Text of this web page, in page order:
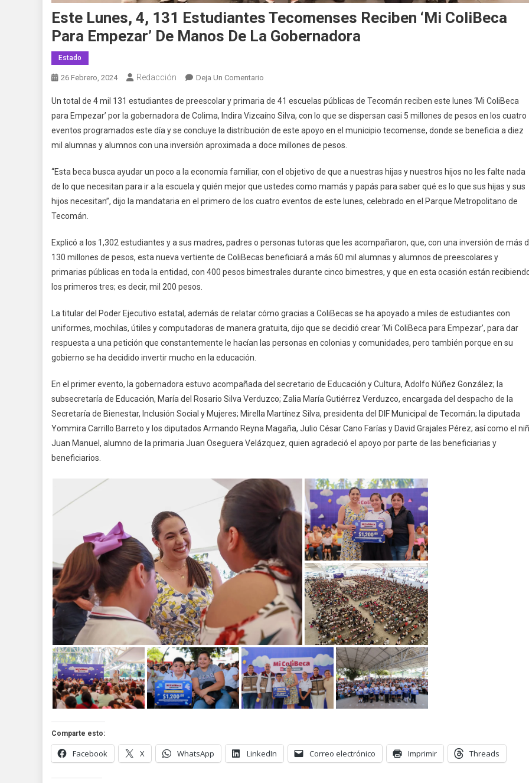
Este Lunes, 4, 131 Estudiantes Tecomenses Reciben ‘Mi ColiBeca
Para Empezar’ De Manos De La Gobernadora
Estado
26 Febrero, 2024 Redacción Deja Un Comentario
Lunes,
4,
131
Estudiantes
Reciben
‘Mi
ColiBeca
De
Manos
De
Un total de 4 mil 131 estudiantes de preescolar y primaria de 41 escuelas públicas de Tecomán reciben este lunes ‘Mi ColiBeca
para Empezar’ por la gobernadora de Colima, Indira Vizcaíno Silva, con lo que se dispersan casi 5 millones de pesos en los cuatro
eventos programados este día y se concluye la distribución de este apoyo en el municipio tecomense, donde se beneficia a diez
mil alumnas y alumnos con una inversión aproximada a doce millones de pesos.
“Esta beca busca ayudar un poco a la economía familiar, con el objetivo de que a nuestras hijas y nuestros hijos no les falte nada
de lo que necesitan para ir a la escuela y quién mejor que ustedes como mamás y papás para saber qué es lo que sus hijas y sus
hijos necesitan”, dijo la mandataria en el primero de los cuatro eventos de este lunes, celebrado en el Parque Metropolitano de
Tecomán.
Explicó a los 1,302 estudiantes y a sus madres, padres o personas tutoras que les acompañaron, que, con una inversión de más
130 millones de pesos, esta nueva vertiente de ColiBecas beneficiará a más 60 mil alumnas y alumnos de preescolares y
primarias públicas en toda la entidad, con 400 pesos bimestrales durante cinco bimestres, y que en esta ocasión están
los primeros tres; es decir, mil 200 pesos.
La titular del Poder Ejecutivo estatal, además de relatar cómo gracias a ColiBecas se ha apoyado a miles de estudiantes con
uniformes, mochilas, útiles y computadoras de manera gratuita, dijo que se decidió crear ‘Mi ColiBeca para Empezar’, para dar
respuesta a una petición que constantemente le hacían las personas en colonias y comunidades, pero también porque en su
gobierno se ha decidido invertir mucho en la educación.
En el primer evento, la gobernadora estuvo acompañada del secretario de Educación y Cultura, Adolfo Núñez González; la
subsecretaría de Educación, María del Rosario Silva Verduzco; Zalia María Gutiérrez Verduzco, encargada del despacho de la
Secretaría de Bienestar, Inclusión Social y Mujeres; Mirella Martínez Silva, presidenta del DIF Municipal de Tecomán; la diputada
Yommira Carrillo Barreto y los diputados Armando Reyna Magaña, Julio César Cano Farías y David Grajales Pérez; así como el
Juan Manuel, alumno de la primaria Juan Oseguera Velázquez, quien agradeció el apoyo por parte de las beneficiarias y
beneficiarios.
Comparte esto:
Facebook X WhatsApp LinkedIn Correo electrónico Imprimir Threads